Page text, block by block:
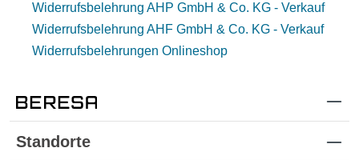
Widerrufsbelehrung AHP GmbH & Co. KG - Verkauf
Widerrufsbelehrung AHF GmbH & Co. KG - Verkauf
Widerrufsbelehrungen Onlineshop
Standorte